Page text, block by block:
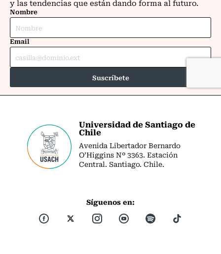
Universidad de Santiago de
Chile
Avenida Libertador Bernardo
O’Higgins Nº 3363. Estación
Central. Santiago. Chile.
Síguenos en: